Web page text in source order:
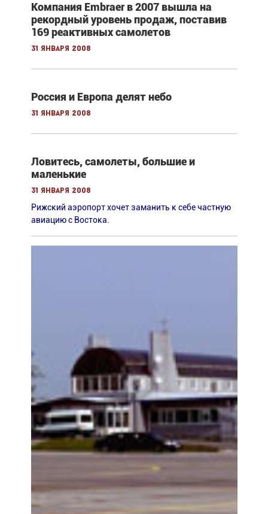
Компания Embraer в 2007 вышла на
рекордный уровень продаж, поставив
169 реактивных самолетов
31 января 2008
Россия и Европа делят небо
31 января 2008
Ловитесь, самолеты, большие и
маленькие
31 января 2008
Рижский аэропорт хочет заманить к себе частную
авиацию с Востока.